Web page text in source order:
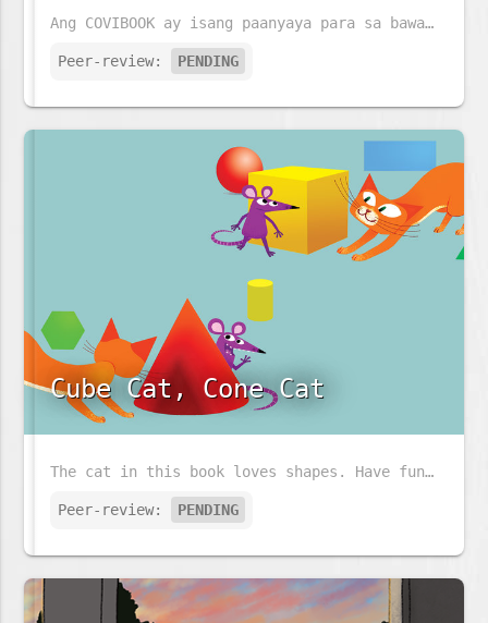
Ang COVIBOOK ay isang paanyaya para sa bawat pamilya na pag-usapan ang kanilang mga damdamin ukol sa COVID-19.
Peer-review: PENDING
Cube Cat, Cone Cat
The cat in this book loves shapes. Have fun following the cat and his little friend and look at all the shapes that they see.
Peer-review: PENDING